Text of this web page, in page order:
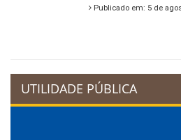
Publicado em: 5 de
UTILIDADE PÚBLICA